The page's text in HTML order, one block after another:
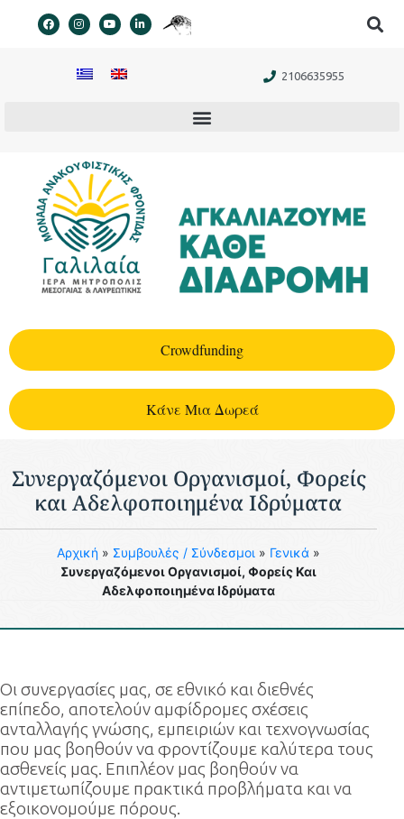
περιεχόμενο
2106635955
Crowdfunding
Kάνε Μια Δωρεά
Συνεργαζόμενοι Οργανισμοί, Φορείς
και Αδελφοποιημένα Ιδρύματα
Aρχική » Συμβουλές / Σύνδεσμοι » Γενικά »
Συνεργαζόμενοι Οργανισμοί, Φορείς Και
Αδελφοποιημένα Ιδρύματα
Οι συνεργασίες μας, σε εθνικό και διεθνές
επίπεδο, αποτελούν αμφίδρομες σχέσεις
ανταλλαγής γνώσης, εμπειριών και τεχνογνωσίας
που μας βοηθούν να φροντίζουμε καλύτερα τους
ασθενείς μας. Επιπλέον μας βοηθούν να
αντιμετωπίζουμε πρακτικά προβλήματα και να
εξοικονομούμε πόρους.